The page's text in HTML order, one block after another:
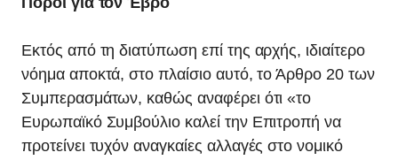
Εκτός από τη διατύπωση επί της αρχής, ιδιαίτερο
νόημα αποκτά, στο πλαίσιο αυτό, το Άρθρο 20 των
Συμπερασμάτων, καθώς αναφέρει ότι «το
Ευρωπαϊκό Συμβούλιο καλεί την Επιτροπή να
προτείνει τυχόν αναγκαίες αλλαγές στο νομικό